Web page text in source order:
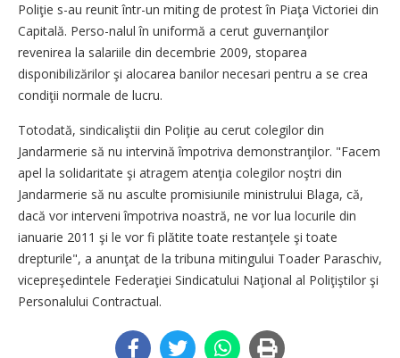
Poliţie s-au reunit într-un miting de protest în Piaţa Victoriei din
Capitală. Perso-nalul în uniformă a cerut guvernanţilor
revenirea la salariile din decembrie 2009, stoparea
disponibilizărilor şi alocarea banilor necesari pentru a se crea
condiţii normale de lucru.
Totodată, sindicaliştii din Poliţie au cerut colegilor din
Jandarmerie să nu intervină împotriva demonstranţilor. "Facem
apel la solidaritate şi atragem atenţia colegilor noştri din
Jandarmerie să nu asculte promisiunile ministrului Blaga, că,
dacă vor interveni împotriva noastră, ne vor lua locurile din
ianuarie 2011 şi le vor fi plătite toate restanţele şi toate
drepturile", a anunţat de la tribuna mitingului Toader Paraschiv,
vicepreşedintele Federaţiei Sindicatului Naţional al Poliţiştilor şi
Personalului Contractual.